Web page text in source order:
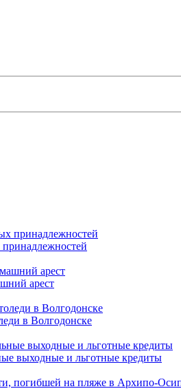
принадлежностей
арест
в Волгодонске
выходные и льготные кредиты